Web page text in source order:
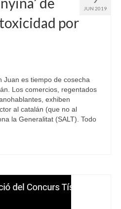
JUN 2019
por
Juan es tiempo de cosecha
Los comercios, regentados
exhiben
al catalán (que no al
la Generalitat (SALT). Todo